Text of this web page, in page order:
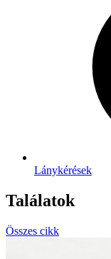
Lánykérések
Találatok
Összes cikk